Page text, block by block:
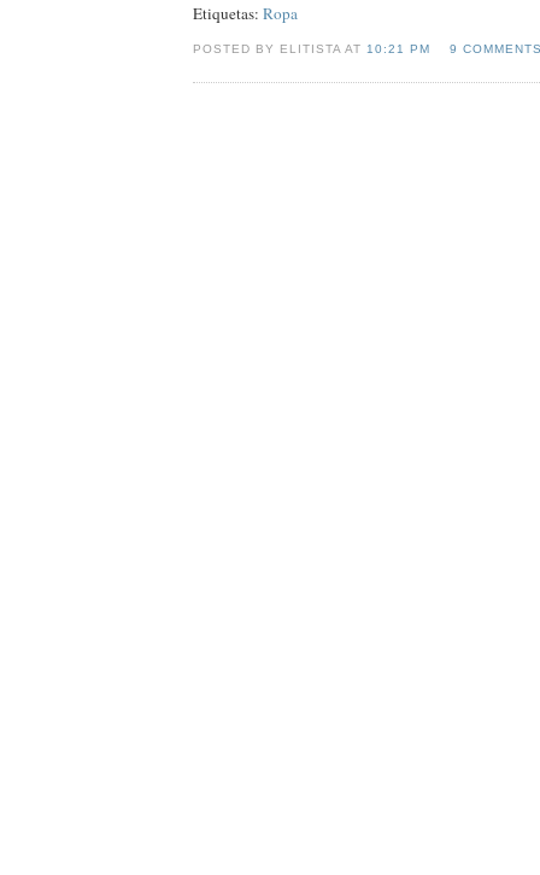
Etiquetas: Ropa
POSTED BY ELITISTA AT10:21 PM 9